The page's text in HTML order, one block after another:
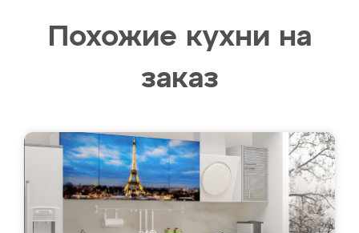
Похожие кухни на
заказ